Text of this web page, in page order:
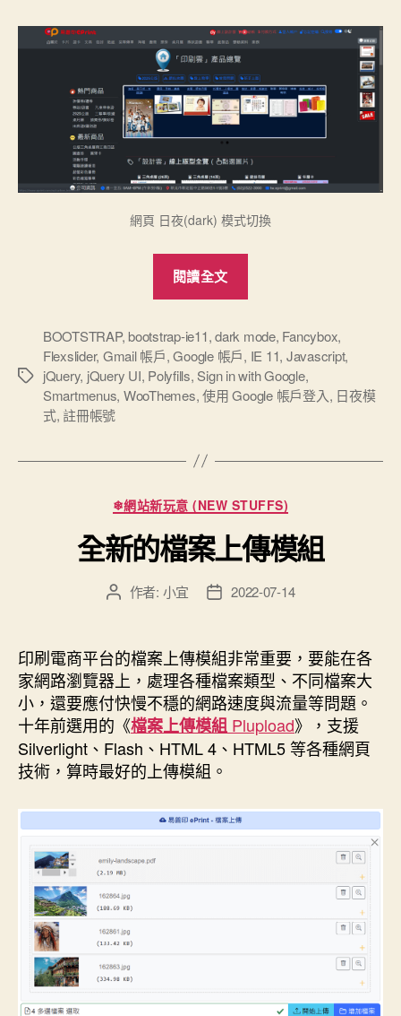
網頁 日夜(dark) 模式切換
閱讀全文
新
增
Google
註
帳
驗
證
通
及
5.3
升
級
筆
記”
標
BOOTSTRAP,bootstrap-ie11,dark mode, Fancybox,
Flexslider, Gmail 帳戶,Google 帳戶, IE 11, Javascript,
jQuery, jQuery UI, Polyfills,Sign in with Google,
Smartmenus, WooThemes,使用​ Google ​帳戶​登入, 日夜模
式, 註冊帳號
分
類
❄網站新玩意 (NEW STUFFS)
全新的檔案上傳模組
文
者
作者: 小宜
文
佈
日
期
2022-07-14
印刷電商平台的檔案上傳模組非常重要，要能在各
家網路瀏覽器上，處理各種檔案類型、不同檔案大
小，還要應付快慢不穩的網路速度與流量等問題。
十年前選用的《檔案上傳模組 Plupload》，支援
Silverlight、Flash、HTML 4、HTML5 等各種網頁
技術，算時最好的上傳模組。